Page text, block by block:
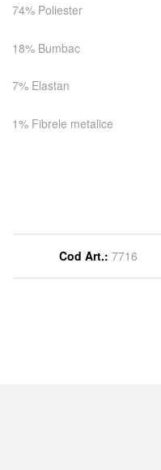
74% Poliester
18% Bumbac
7% Elastan
1% Fibrele metalice
Cod Art.: 7716